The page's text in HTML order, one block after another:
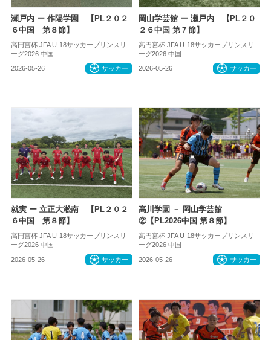
瀬戸内 ー 作陽学園 【PL２０２
６中国 第８節】
高円宮杯 JFA U-18サッカープリンスリ
ーグ2026 中国
2026-05-26 サッカー
岡山学芸館 ー 瀬戸内 【PL２０
２６中国 第７節】
高円宮杯 JFA U-18サッカープリンスリ
ーグ2026 中国
2026-05-26 サッカー
就実 ー 立正大淞南 【PL２０２
６中国 第８節】
高円宮杯 JFA U-18サッカープリンスリ
ーグ2026 中国
2026-05-26 サッカー
高川学園 － 岡山学芸館
②【PL2026中国 第８節】
高円宮杯 JFA U-18サッカープリンスリ
ーグ2026 中国
2026-05-26 サッカー